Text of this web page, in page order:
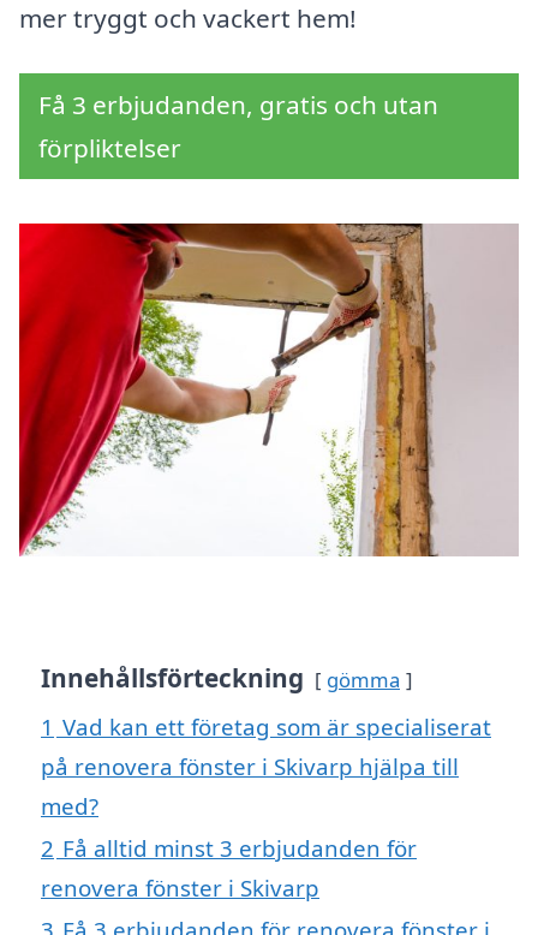
mer tryggt och vackert hem!
Få 3 erbjudanden, gratis och utan
förpliktelser
Innehållsförteckning gömma
1 Vad kan ett företag som är specialiserat
på renovera fönster i Skivarp hjälpa till
med?
2 Få alltid minst 3 erbjudanden för
renovera fönster i Skivarp